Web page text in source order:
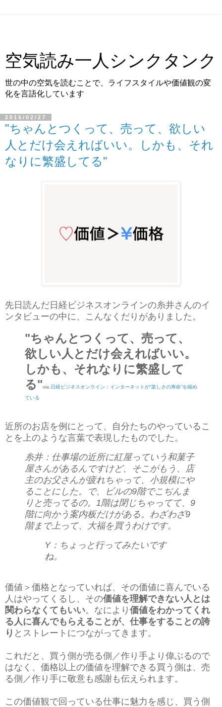
空気読み一人シンクタンク
世の中の空気を読むことで、ライフスタイルや価値観の変
化を言語化しています
2015/02/27
"ちゃんとつくって、売って、欲しい
人とだけ会えればいい。しかも、それ
なりに繁盛してる"
先日読んだ日経ビジネスオンラインの糸井さんのイ
ンタビューの中に、こんなくだりがありました。
"ちゃんとつくって、売って、
欲しい人とだけ会えればいい。
しかも、それなりに繁盛して
る"via. 日経ビジネスオンライン：インターネットが“楽しさの寿命”を縮め
ている
近所のお店を例にとって、自分たちのやっているこ
とを上のような言葉で表現したものでした。
糸井：仕事場の近所に紅屋っていう和菓子
屋さんがあるんですけど、そこがもう、店
主のお父さんが疲れちゃって、小規模にや
ることにした。で、ビルの9階でこぢんま
りと売ってるの。1階は閉じちゃってて、9
階に向かう案内板だけがある。わざわざ9
階まで上って、大福を買うわけです。
Y：ちょっと行ってみたいです
ね。
価値＞価格となっていれば、その価値に喜んでいる
人はやってくるし、その価値を理解できない人とは
関わらなくてもいい。なにより 価値をわかってくれ
る人に喜んでもらえることが、仕事をすることの誇
り とストレートにつながってきます。
これだと、買う側が売る側／作り手より偉ぶるので
はなく、価格以上の価値を理解できる買う側は、売
る側／作り手に敬意も感謝も伝えられます。
この価値観で回っている仕事に魅力を感じ、買う側